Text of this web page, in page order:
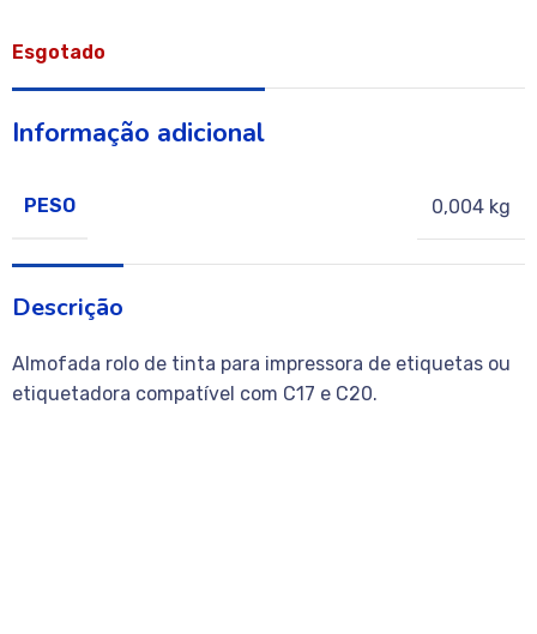
Esgotado
Informação adicional
PESO 0,004 kg
Descrição
Almofada rolo de tinta para impressora de etiquetas ou
etiquetadora compatível com C17 e C20.